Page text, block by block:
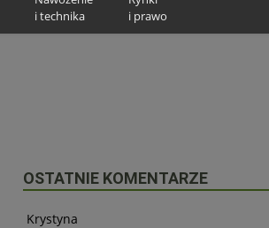
i technika
i prawo
OSTATNIE KOMENTARZE
Krystyna